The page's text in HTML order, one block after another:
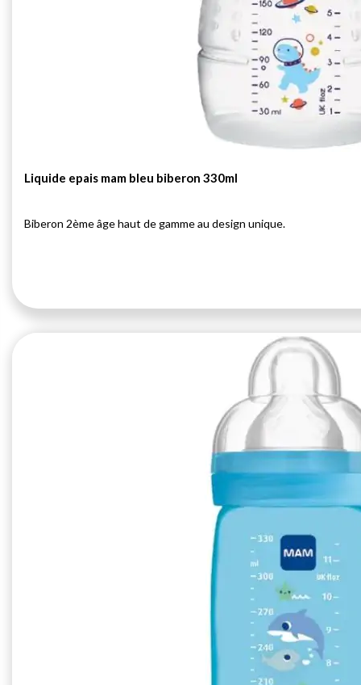
Liquide epais mam bleu biberon 330ml
Biberon 2ème âge haut de gamme au design unique.